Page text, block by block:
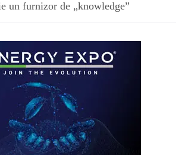
un furnizor de „knowledge”